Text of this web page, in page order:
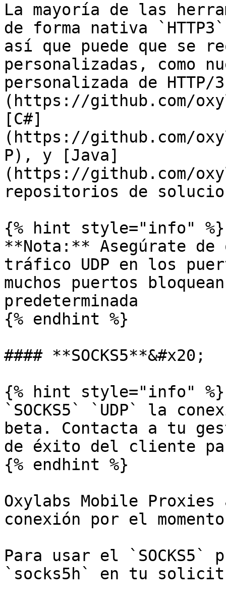
La mayoría de las
de forma nativa
así que puede que se
personalizadas, como
personalizada de HTTP/
(https://github.com/
[C#]
(https://github.com/
P), y [Java]
(https://github.com/
repositorios de
{% hint style="info" %}
**Nota:** Asegúrate
tráfico UDP en los
muchos puertos
predeterminada
{% endhint %}
#### **SOCKS5**&#x20;
{% hint style="info" %}
`SOCKS5` `UDP` la
beta. Contacta a tu
de éxito del cliente
{% endhint %}
Oxylabs Mobile
conexión por el
Para usar el
`socks5h` en tu